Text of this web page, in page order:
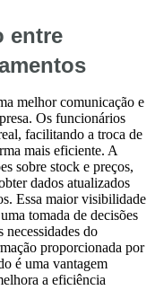
entre
melhor comunicação e
Os funcionários
facilitando a troca de
mais eficiente. A
sobre stock e preços,
dados atualizados
Essa maior visibilidade
tomada de decisões
necessidades do
proporcionada por
é uma vantagem
a eficiência